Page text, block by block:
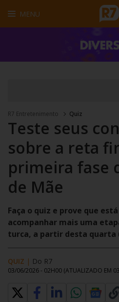
MENU
R7 Entretenimento Quiz
Teste seus
sobre a reta
primeira fase
de Mãe
Faça o quiz e prove que
acompanhar mais uma
turca, a partir desta quarta
QUIZ | Do R7
03/06/2026 - 02H00 (ATUALIZADO EM